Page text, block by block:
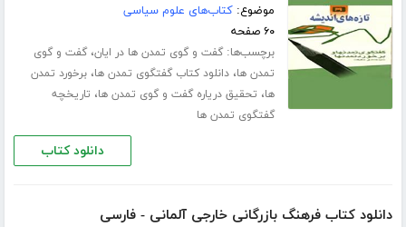
موضوع:کتاب‌های علوم سیاسی
۶۰ صفحه
برچسب‌ها:گفت و گوی تمدن ها در ایان،گفت و گوی
تمدن ها،دانلود کتاب گفتگوی تمدن ها،برخورد تمدن
ها، تحقیق دریاره گفت و گوی تمدن ها، تاریخچه
گفتگوی تمدن ها
دانلود کتاب
دانلود کتاب فرهنگ بازرگانی خارجی آلمانی - فارسی